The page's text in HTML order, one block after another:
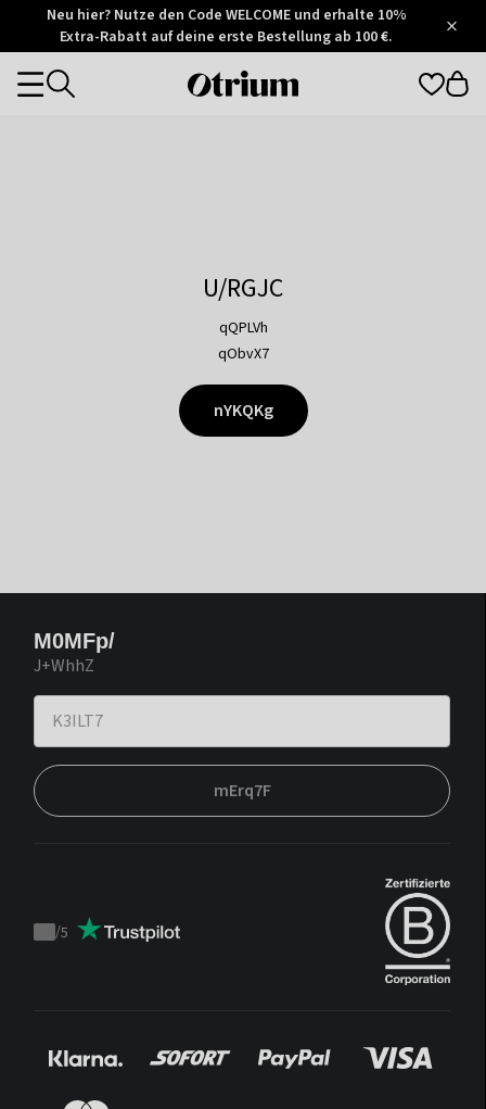
Otrium
Trustpilot
Neu hier? Nutze den Code WELCOME und erhalte 10%
Extra-Rabatt auf deine erste Bestellung ab 100 €.
Otrium
Categories
U/RGJC
qQPLVh
qObvX7
nYKQKg
M0MFp/
J+WhhZ
mErq7F
Trustpilot
/5